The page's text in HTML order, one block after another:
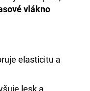
vlákno
elasticitu a
lesk a